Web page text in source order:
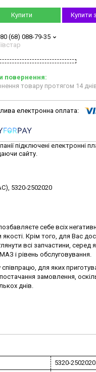
Купити Купити з
(68) 088-79-35
товару протягом 14
підключені електронні
сайту.
5320-2502020
себе всіх
якості. Крім того, для Вас
всі запчастини, серед
і рівень обслуговування.
для яких
замовлення,
днів.
5320-2502020